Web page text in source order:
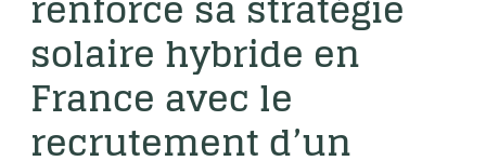
solaire hybride en
France avec le
recrutement d’un